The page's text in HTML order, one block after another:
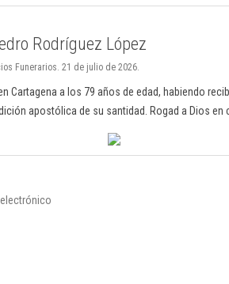
Rodríguez López
Funerarios. 21 de julio de 2026.
Cartagena a los 79 años de edad, habiendo
apostólica de su santidad. Rogad a Dios en